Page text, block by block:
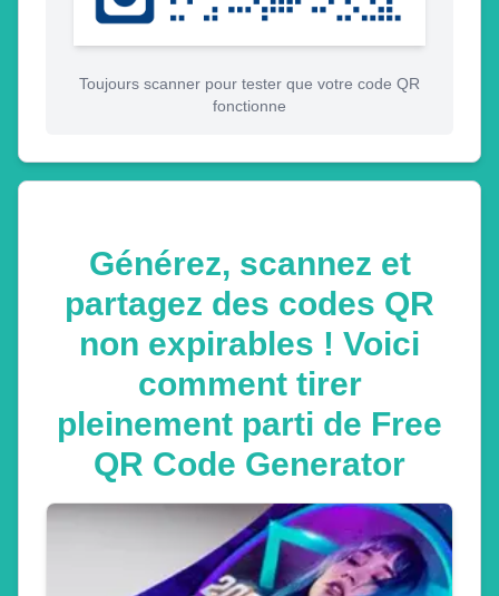
Toujours scanner pour tester que votre code QR
fonctionne
Générez, scannez et
partagez des codes QR
non expirables ! Voici
comment tirer
pleinement parti de Free
QR Code Generator